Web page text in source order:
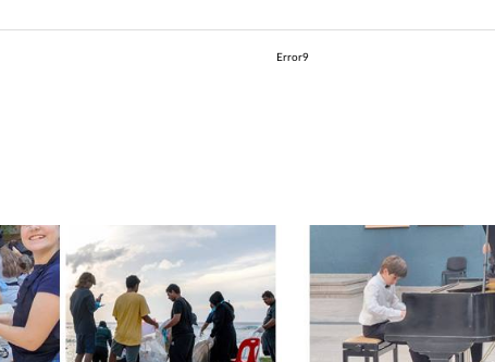
Error9